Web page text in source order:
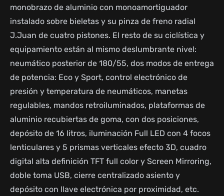
monobrazo de aluminio con monoamortiguador
instalado sobre bieletas y su pinza de freno radial
J.Juan de cuatro pistones. El resto de su ciclística y
equipamiento están al mismo deslumbrante nivel:
neumático posterior de 180/55, dos modos de entrega
de potencia: Eco y Sport, control electrónico de
presión y temperatura de neumáticos, manetas
regulables, mandos retroiluminados, plataformas de
aluminio recubiertas de goma, con dos posiciones,
depósito de 16 litros, iluminación Full LED con 4 focos
lenticulares y 5 prismas verticales efecto 3D, cuadro
digital alta definición TFT full color y Screen Mirroring,
doble toma USB, cierre centralizado asiento y
depósito con llave electrónica por proximidad, etc.